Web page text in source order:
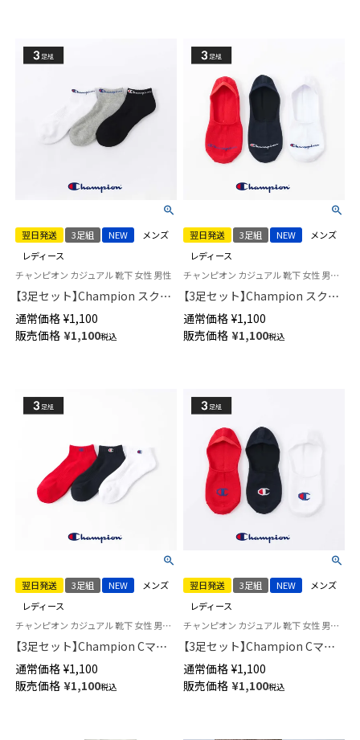
翌日発送 3足組 NEW
メンズ
レディース
チャンピオン カジュアル 靴下 女性 男性
【3足セット】Champion スクリ
プトロゴ 消臭糸使用 足底パイ
ル アーチサポート スニーカー
丈 ソックス メンズ レディース
通常価格 ¥1,100
販売価格 ¥1,100税込
翌日発送 3足組 NEW
メンズ
レディース
チャンピオン カジュアル 靴下 女性 男性 ユニセックス
【3足セット】Champion スクリ
プトロゴ 消臭糸使用 かかと滑
り止め付き フットカバー カバ
ーソックス 深履き メンズ レデ
通常価格 ¥1,100
販売価格 ¥1,100税込
翌日発送 3足組 NEW
メンズ
レディース
チャンピオン カジュアル 靴下 女性 男性 ブランド ユニセックス
【3足セット】Champion Cマー
クロゴ 消臭糸使用 足底パイル
アーチサポート スニーカー丈
ソックス メンズ レディース
通常価格 ¥1,100
販売価格 ¥1,100税込
翌日発送 3足組 NEW
メンズ
レディース
チャンピオン カジュアル 靴下 女性 男性 ユニセックス
【3足セット】Champion Cマー
クロゴ 消臭糸使用 かかと滑り
止め付き フットカバー カバー
ソックス 深履き メンズ レディ
通常価格 ¥1,100
販売価格 ¥1,100税込